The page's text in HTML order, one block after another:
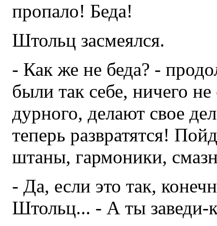
пропало! Беда!
Штольц засмеялся.
- Как же не беда? -
были так себе, ничего
дурного, делают свое
теперь развратятся!
штаны, гармоники,
- Да, если это так,
Штольц... - А ты заведи-